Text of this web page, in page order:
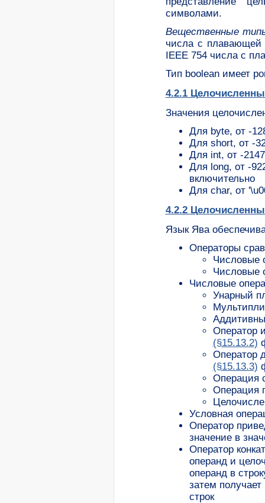
символами.
Вещественные
числа с плавающей
IEEE 754 числа с
Тип boolean имеет
4.2.1
Значения
Для byte, от -
Для short, от -
Для int, от -
Для long, от -
включительно
Для char, от
4.2.2
Язык Ява
Операторы
Числовые
Числовые
Числовые
Унарный
Оператор
(§15.13.2)
Оператор
(§15.13.3)
Операция
Операция
Условная
Оператор
значение в
Оператор
операнд и
операнд в
затем получает
строк